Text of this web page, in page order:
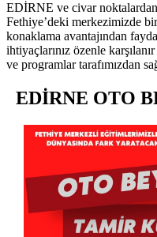
EDİRNE ve civar
Fethiye’deki merkezimizde
konaklama avantajından
ihtiyaçlarınız özenle
ve programlar tarafımızdan
EDİRNE OTO